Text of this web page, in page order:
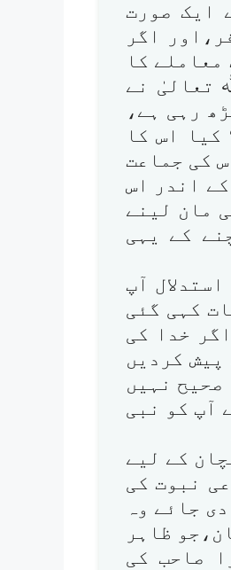
ایک صورت
اگر
کا
تعالیٰ نے
رہی ہے،
کیا اس کا
کی جماعت
اندر اس
مان لینے
کے یہی
(الحاقۃ:۴۴ ) سے جو استدلال آپ
کہی گئی
خدا کی
کردیں
صحیح نہیں
آپ کو نبی
کے لیے
نبوت کی
جائے وہ
ظاہر
صاحب کی